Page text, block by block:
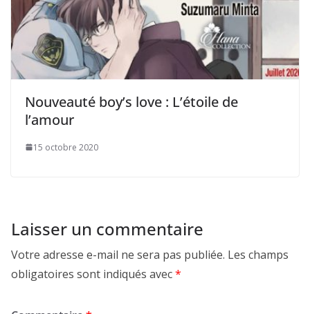
Nouveauté boy’s love : L’étoile de
l’amour
15 octobre 2020
Laisser un commentaire
Votre adresse e-mail ne sera pas publiée. Les champs
obligatoires sont indiqués avec*